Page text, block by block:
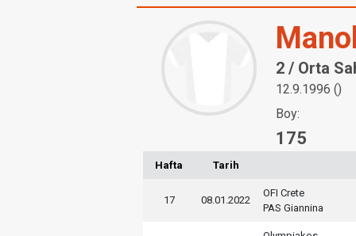
2 / Orta
12.9.1996 ()
Boy:
175
Hafta Tarih
17 08.01.2022
OFI Crete
PAS Giannina